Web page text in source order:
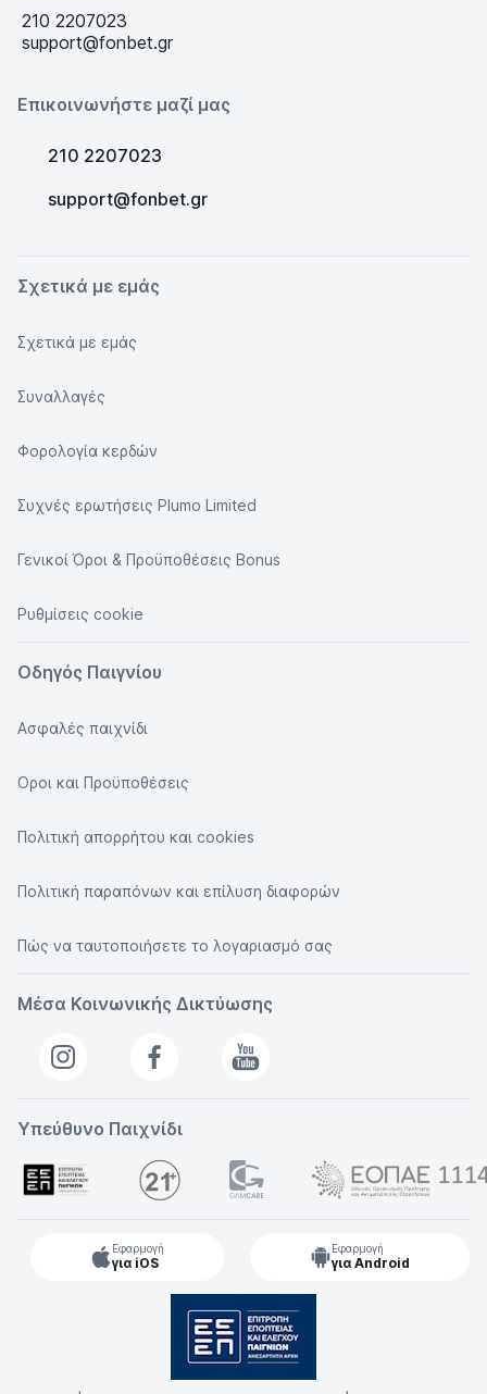
210 2207023
support@fonbet.gr
Επικοινωνήστε μαζί μας
210 2207023
support@fonbet.gr
Σχετικά με εμάς
Σχετικά με εμάς
Συναλλαγές
Φορολογία κερδών
Συχνές ερωτήσεις Plumo Limited
Γενικοί Όροι & Προϋποθέσεις Bonus
Ρυθμίσεις cookie
Οδηγός Παιγνίου
Ασφαλές παιχνίδι
Οροι και Προϋποθέσεις
Πολιτική απορρήτου και cookies
Πολιτική παραπόνων και επίλυση διαφορών
Πώς να ταυτοποιήσετε το λογαριασμό σας
Μέσα Κοινωνικής Δικτύωσης
Υπεύθυνο Παιχνίδι
Εφαρμογή
για iOS
Εφαρμογή
για Android